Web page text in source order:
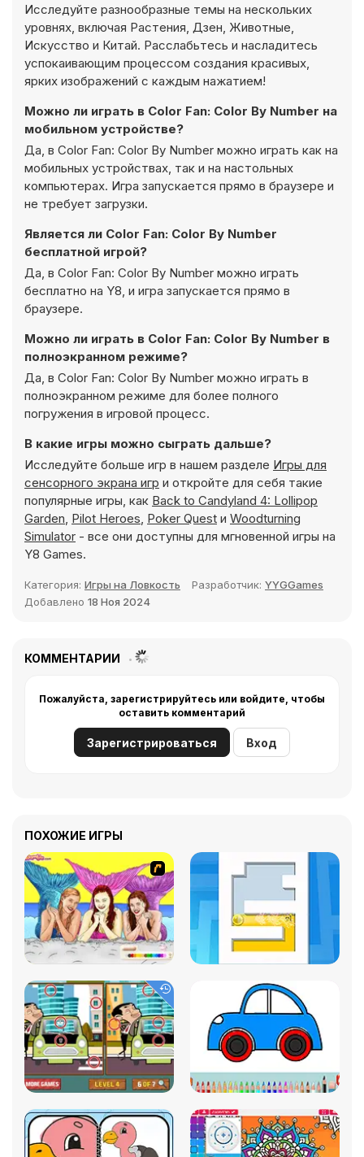
Исследуйте разнообразные темы на нескольких
уровнях, включая Растения, Дзен, Животные,
Искусство и Китай. Расслабьтесь и насладитесь
успокаивающим процессом создания красивых,
ярких изображений с каждым нажатием!
Можно ли играть в Color Fan: Color By Number на
мобильном устройстве?
Да, в Color Fan: Color By Number можно играть как на
мобильных устройствах, так и на настольных
компьютерах. Игра запускается прямо в браузере и
не требует загрузки.
Является ли Color Fan: Color By Number
бесплатной игрой?
Да, в Color Fan: Color By Number можно играть
бесплатно на Y8, и игра запускается прямо в
браузере.
Можно ли играть в Color Fan: Color By Number в
полноэкранном режиме?
Да, в Color Fan: Color By Number можно играть в
полноэкранном режиме для более полного
погружения в игровой процесс.
В какие игры можно сыграть дальше?
Исследуйте больше игр в нашем разделе Игры для
сенсорного экрана игр и откройте для себя такие
популярные игры, как Back to Candyland 4: Lollipop
Garden, Pilot Heroes, Poker Quest и Woodturning
Simulator - все они доступны для мгновенной игры на
Y8 Games.
Категория: Игры на Ловкость Разработчик: YYGGames
Добавлено 18 Ноя 2024
КОММЕНТАРИИ
Пожалуйста, зарегистрируйтесь или войдите, чтобы
оставить комментарий
Зарегистрироваться Вход
ПОХОЖИЕ ИГРЫ